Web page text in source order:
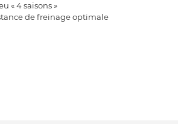
« 4 saisons »
de freinage optimale